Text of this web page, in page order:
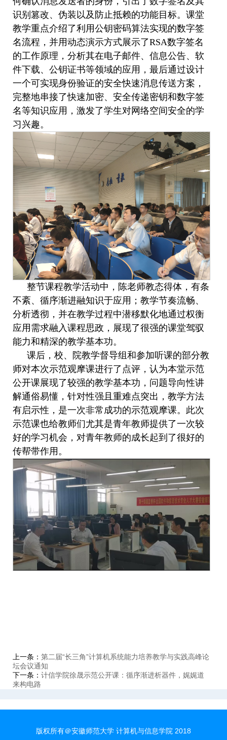
识别篡改、伪装以及防止抵赖的功能目标。课堂
教学重点介绍了利用公钥密码算法实现的数字签
名流程，并用动态演示方式展示了RSA数字签名
的工作原理，分析其在电子邮件、信息公告、软
件下载、公钥证书等领域的应用，最后通过设计
一个可实现身份验证的安全快速消息传送方案，
完整地串接了快速加密、安全传递密钥和数字签
名等知识应用，激发了学生对网络空间安全的学
习兴趣。
整节课程教学活动中，陈老师教态得体，有条
不紊、循序渐进融知识于应用；教学节奏流畅、
分析透彻，并在教学过程中潜移默化地通过权衡
应用需求融入课程思政，展现了很强的课堂驾驭
能力和精深的教学基本功。
课后，校、院教学督导组和参加听课的部分教
师对本次示范观摩课进行了点评，认为本堂示范
公开课展现了较强的教学基本功，问题导向性讲
解通俗易懂，针对性强且重难点突出，教学方法
有启示性，是一次非常成功的示范观摩课。此次
示范课也给教师们尤其是青年教师提供了一次较
好的学习机会，对青年教师的成长起到了很好的
传帮带作用。
上一条： 第二届“长三角”计算机系统能力培养教学与实践高峰论
坛会议通知
下一条： 计信学院徐晟示范公开课：循序渐进析器件，娓娓道
来构电路
版权所有＠安徽师范大学 计算机与信息学院 2018